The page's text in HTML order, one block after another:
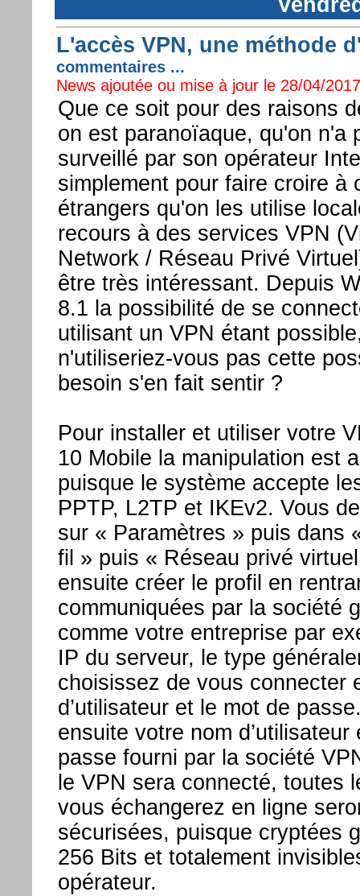
L'accès VPN, une méthode
commentaires ...
News ajoutée ou mise à jour le 28/04/
Que ce soit pour des raisons
on est paranoïaque, qu'on n'a
surveillé par son opérateur
simplement pour faire croire à
étrangers qu'on les utilise
recours à des services VPN
Network / Réseau Privé
être très intéressant. Depuis
8.1 la possibilité de se
utilisant un VPN étant
n'utiliseriez-vous pas cette
besoin s'en fait sentir ?
Pour installer et utiliser votre
10 Mobile la manipulation est
puisque le système accepte
PPTP, L2TP et IKEv2. Vous
sur « Paramètres » puis dans
fil » puis « Réseau privé
ensuite créer le profil en
communiquées par la société
comme votre entreprise par
IP du serveur, le type
choisissez de vous connecter
d’utilisateur et le mot de
ensuite votre nom d’utilisateur
passe fourni par la société
le VPN sera connecté, toutes
vous échangerez en ligne
sécurisées, puisque cryptées
256 Bits et totalement
opérateur.